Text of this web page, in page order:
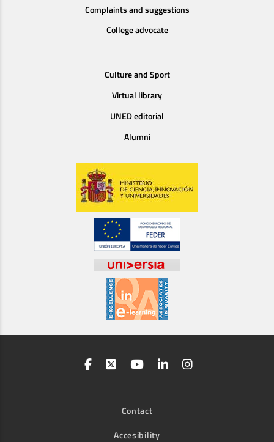
Complaints and suggestions
College advocate
Culture and Sport
Virtual library
UNED editorial
Alumni
Contact
Accesibility